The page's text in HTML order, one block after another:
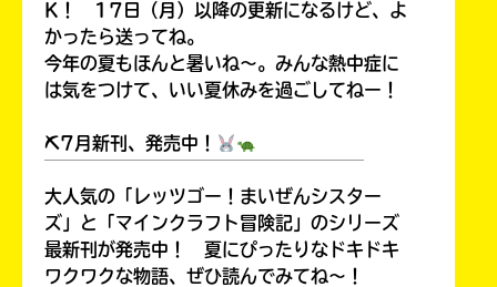
K！ 17日（月）以降の更新になるけど、よ
かったら送ってね。
今年の夏もほんと暑いね～。みんな熱中症に
は気をつけて、いい夏休みを過ごしてねー！
⛏7月新刊、発売中！
大人気の「レッツゴー！まいぜんシスター
ズ」と「マインクラフト冒険記」のシリーズ
最新刊が発売中！ 夏にぴったりなドキドキ
ワクワクな物語、ぜひ読んでみてね～！